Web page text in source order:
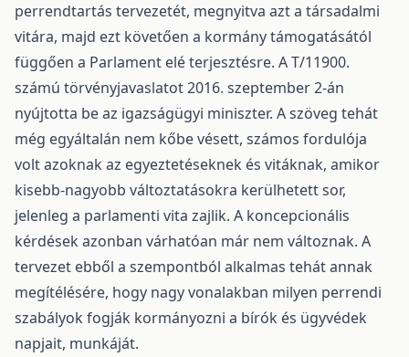
perrendtartás tervezetét, megnyitva azt a társadalmi
vitára, majd ezt követően a kormány támogatásától
függően a Parlament elé terjesztésre. A T/11900.
számú törvényjavaslatot 2016. szeptember 2-án
nyújtotta be az igazságügyi miniszter. A szöveg tehát
még egyáltalán nem kőbe vésett, számos fordulója
volt azoknak az egyeztetéseknek és vitáknak, amikor
kisebb-nagyobb változtatásokra kerülhetett sor,
jelenleg a parlamenti vita zajlik. A koncepcionális
kérdések azonban várhatóan már nem változnak. A
tervezet ebből a szempontból alkalmas tehát annak
megítélésére, hogy nagy vonalakban milyen perrendi
szabályok fogják kormányozni a bírók és ügyvédek
napjait, munkáját.